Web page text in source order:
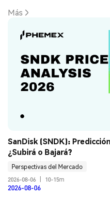
Más
SanDisk (SNDK):
¿Subirá o Bajará?
Perspectivas del Mercado
2026-08-06
10-15m
2026-08-06